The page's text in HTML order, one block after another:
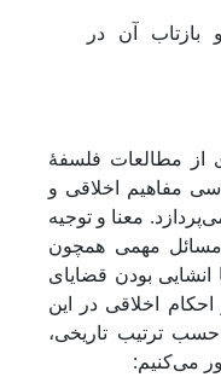
بازتاب آن در
از مطالعات فلسفۀ
مفاهیم اخلاقی و
معنا و توجیه
مهمی همچون
انشایی بودن قضایای
اخلاقی در این
ترتیب تاریخی،
می‌کنیم: